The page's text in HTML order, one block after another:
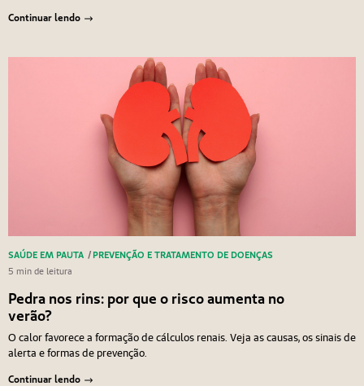
Continuar lendo
SAÚDE EM PAUTA / PREVENÇÃO E TRATAMENTO DE DOENÇAS
5 min de leitura
Pedra nos rins: por que o risco aumenta no
verão?
O calor favorece a formação de cálculos renais. Veja as causas, os sinais de
alerta e formas de prevenção.
Continuar lendo